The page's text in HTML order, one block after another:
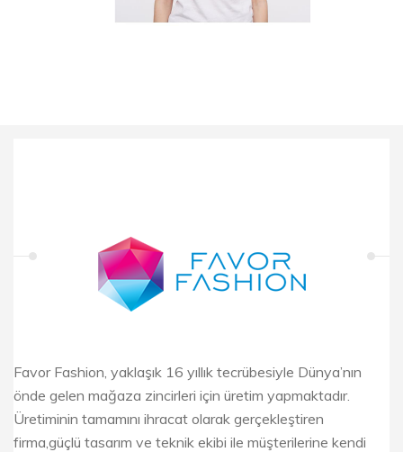
Favor Fashion, yaklaşık 16 yıllık tecrübesiyle Dünya’nın
önde gelen mağaza zincirleri için üretim yapmaktadır.
Üretiminin tamamını ihracat olarak gerçekleştiren
firma,güçlü tasarım ve teknik ekibi ile müşterilerine kendi